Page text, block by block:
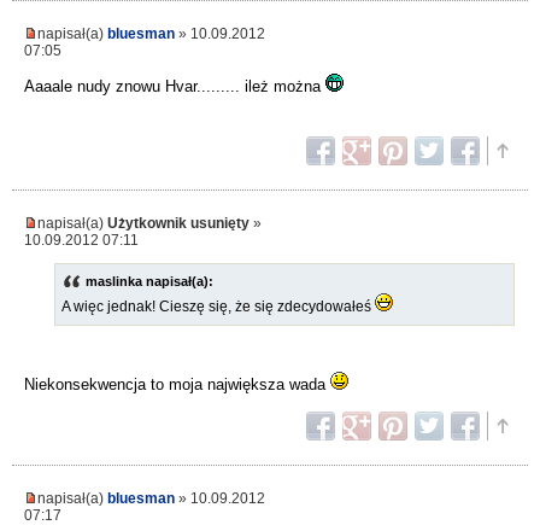
napisał(a) bluesman » 10.09.2012
07:05
Aaaale nudy znowu Hvar......... ileż można
napisał(a) Użytkownik usunięty »
10.09.2012 07:11
maslinka napisał(a):
A więc jednak! Cieszę się, że się zdecydowałeś
Niekonsekwencja to moja największa wada
napisał(a) bluesman » 10.09.2012
07:17